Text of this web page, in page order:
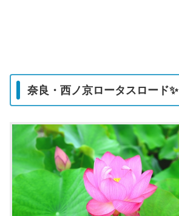
奈良・西ノ京ロータスロード✨